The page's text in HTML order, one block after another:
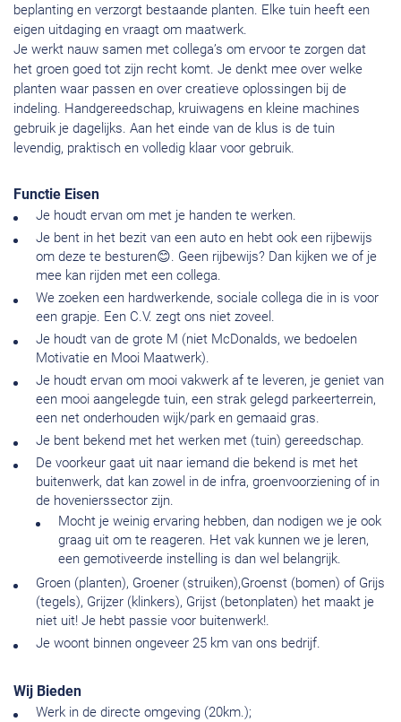
beplanting en verzorgt bestaande planten. Elke tuin heeft een
eigen uitdaging en vraagt om maatwerk.
Je werkt nauw samen met collega’s om ervoor te zorgen dat
het groen goed tot zijn recht komt. Je denkt mee over welke
planten waar passen en over creatieve oplossingen bij de
indeling. Handgereedschap, kruiwagens en kleine machines
gebruik je dagelijks. Aan het einde van de klus is de tuin
levendig, praktisch en volledig klaar voor gebruik.
Functie Eisen
Je houdt ervan om met je handen te werken.
Je bent in het bezit van een auto en hebt ook een rijbewijs
om deze te besturen😊. Geen rijbewijs? Dan kijken we of je
mee kan rijden met een collega.
We zoeken een hardwerkende, sociale collega die in is voor
een grapje. Een C.V. zegt ons niet zoveel.
Je houdt van de grote M (niet McDonalds, we bedoelen
Motivatie en Mooi Maatwerk).
Je houdt ervan om mooi vakwerk af te leveren, je geniet van
een mooi aangelegde tuin, een strak gelegd parkeerterrein,
een net onderhouden wijk/park en gemaaid gras.
Je bent bekend met het werken met (tuin) gereedschap.
De voorkeur gaat uit naar iemand die bekend is met het
buitenwerk, dat kan zowel in de infra, groenvoorziening of in
de hovenierssector zijn.
Mocht je weinig ervaring hebben, dan nodigen we je ook
graag uit om te reageren. Het vak kunnen we je leren,
een gemotiveerde instelling is dan wel belangrijk.
Groen (planten), Groener (struiken),Groenst (bomen) of Grijs
(tegels), Grijzer (klinkers), Grijst (betonplaten) het maakt je
niet uit! Je hebt passie voor buitenwerk!.
Je woont binnen ongeveer 25 km van ons bedrijf.
Wij Bieden
Werk in de directe omgeving (20km.);